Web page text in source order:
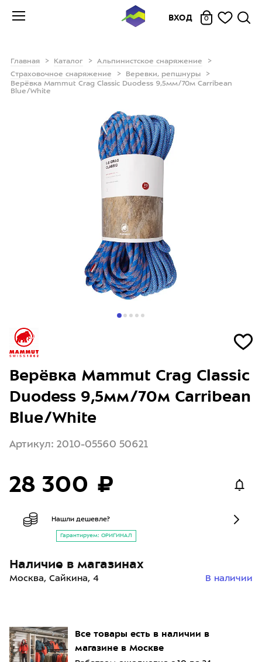
ВХОД 0
Главная Каталог
Альпинистское снаряжение
Страховочное снаряжение
Веревки, репшнуры
Верёвка Mammut Crag Classic Duodess 9,5мм/70м Carribean
Blue/White
Все товары есть в наличии в
магазине в Москве
Верёвка Mammut Crag Classic
Duodess 9,5мм/70м Carribean
Blue/White
Артикул: 2010-05560 50621
28 300 ₽
Нашли дешевле?
Гарантируем: ОРИГИНАЛ
Наличие в магазинах
Москва, Сайкина, 4 В наличии